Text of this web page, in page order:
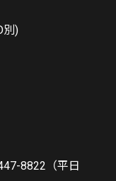
別)
8822（平日